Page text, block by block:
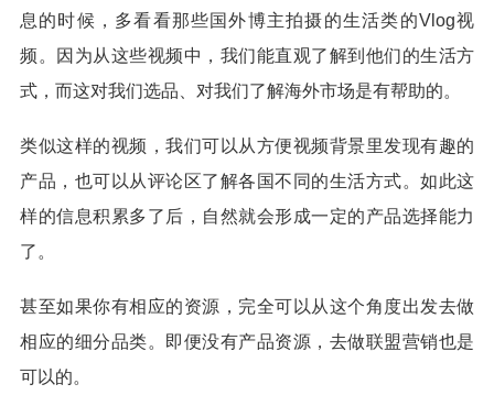
息的时候，多看看那些国外博主拍摄的生活类的Vlog视
频。因为从这些视频中，我们能直观了解到他们的生活方
式，而这对我们选品、对我们了解海外市场是有帮助的。
类似这样的视频，我们可以从方便视频背景里发现有趣的
产品，也可以从评论区了解各国不同的生活方式。如此这
样的信息积累多了后，自然就会形成一定的产品选择能力
了。
甚至如果你有相应的资源，完全可以从这个角度出发去做
相应的细分品类。即便没有产品资源，去做联盟营销也是
可以的。